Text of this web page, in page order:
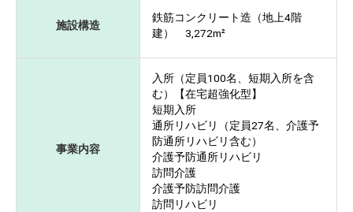
施設構造
鉄筋コンクリート造（地上4階
建） 3,272m²
事業内容
入所（定員100名、短期入所を含
む）【在宅超強化型】
短期入所
通所リハビリ（定員27名、介護予
防通所リハビリ含む）
介護予防通所リハビリ
訪問介護
介護予防訪問介護
訪問リハビリ